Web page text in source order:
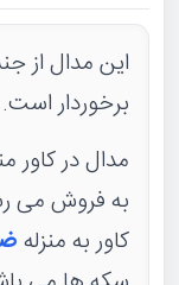
این مدال از
برخوردار است.
به فروش می
کاور به منزله